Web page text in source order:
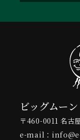
ビッグムーン
〒460-0011 名古
e-mail：